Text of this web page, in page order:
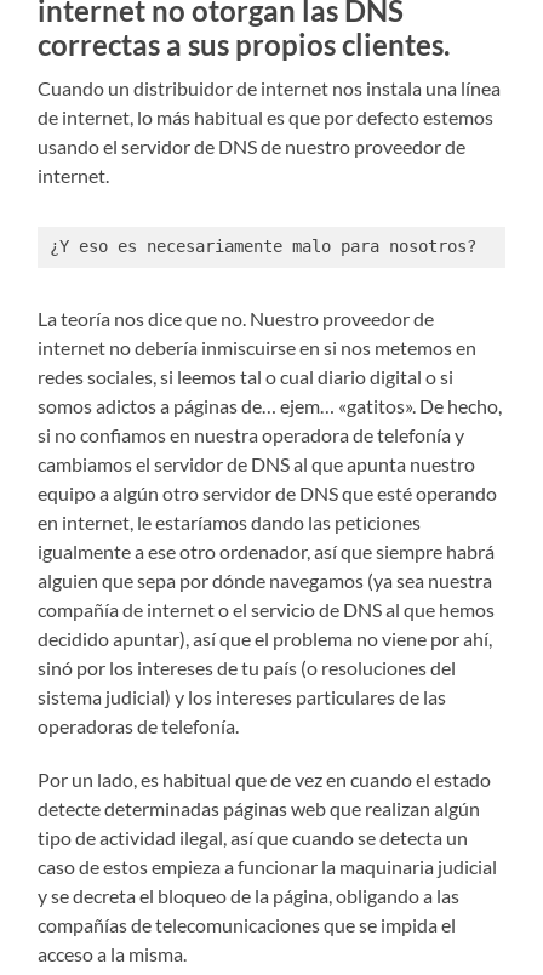
internet no otorgan las DNS
correctas a sus propios clientes.
Cuando un distribuidor de internet nos instala una línea
de internet, lo más habitual es que por defecto estemos
usando el servidor de DNS de nuestro proveedor de
internet.
¿Y eso es necesariamente malo para nosotros?
La teoría nos dice que no. Nuestro proveedor de
internet no debería inmiscuirse en si nos metemos en
redes sociales, si leemos tal o cual diario digital o si
somos adictos a páginas de… ejem… «gatitos». De hecho,
si no confiamos en nuestra operadora de telefonía y
cambiamos el servidor de DNS al que apunta nuestro
equipo a algún otro servidor de DNS que esté operando
en internet, le estaríamos dando las peticiones
igualmente a ese otro ordenador, así que siempre habrá
alguien que sepa por dónde navegamos (ya sea nuestra
compañía de internet o el servicio de DNS al que hemos
decidido apuntar), así que el problema no viene por ahí,
sinó por los intereses de tu país (o resoluciones del
sistema judicial) y los intereses particulares de las
operadoras de telefonía.
Por un lado, es habitual que de vez en cuando el estado
detecte determinadas páginas web que realizan algún
tipo de actividad ilegal, así que cuando se detecta un
caso de estos empieza a funcionar la maquinaria judicial
y se decreta el bloqueo de la página, obligando a las
compañías de telecomunicaciones que se impida el
acceso a la misma.